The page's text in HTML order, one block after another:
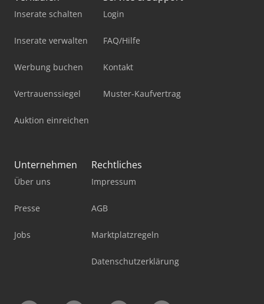
Inserate schalten
Inserate verwalten
Werbung buchen
Vertrauenssiegel
Auktion einreichen
Login
FAQ/Hilfe
Kontakt
Muster-Kaufvertrag
Unternehmen
Über uns
Presse
Jobs
Rechtliches
Impressum
AGB
Marktplatzregeln
Datenschutzerklärung